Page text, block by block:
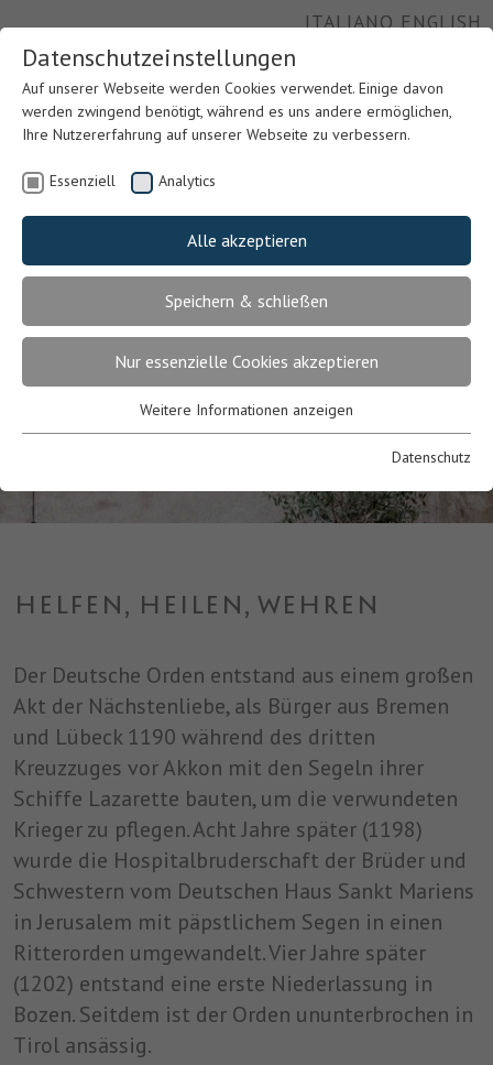
ITALIANOENGLISH
HELFEN, HEILEN, WEHREN
Der Deutsche Orden entstand aus einem großen
Akt der Nächstenliebe, als Bürger aus Bremen
und Lübeck 1190 während des dritten
Kreuzzuges vor Akkon mit den Segeln ihrer
Schiffe Lazarette bauten, um die verwundeten
Krieger zu pflegen. Acht Jahre später (1198)
wurde die Hospitalbruderschaft der Brüder und
Schwestern vom Deutschen Haus Sankt Mariens
in Jerusalem mit päpstlichem Segen in einen
Ritterorden umgewandelt. Vier Jahre später
(1202) entstand eine erste Niederlassung in
Bozen. Seitdem ist der Orden ununterbrochen in
Tirol ansässig.
Datenschutzeinstellungen
Auf unserer Webseite werden Cookies verwendet. Einige davon
werden zwingend benötigt, während es uns andere ermöglichen,
Ihre Nutzererfahrung auf unserer Webseite zu verbessern.
Essenziell Analytics
Alle akzeptieren
Speichern & schließen
Nur essenzielle Cookies akzeptieren
Essenzielle Cookies werden für grundlegende Funktionen der
einwandfrei funktioniert.
Zweck
Dieses Cookie wird verwendet, um Ihre
Cookie-Einstellungen für diese Website zu
speichern.
Name cookie_optin
Anbieter SDS
Laufzeit 1 Jahr
Dieses Cookie wird verwendet, um Ihre
Cookie-Einstellungen für diese Website zu
speichern.
Analytics
melden.
Weitere Informationen anzeigen
Datenschutz